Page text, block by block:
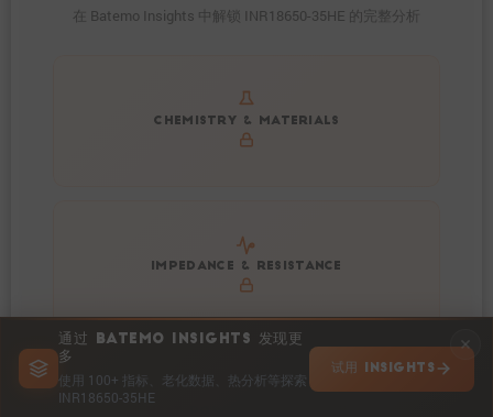
通过 BATEMO INSIGHTS 发现更
多
使用 100+ 指标、老化数据、热分析等探索
INR18650-35HE
试用 INSIGHTS
在 Batemo Insights 中解锁 INR18650-35HE 的完整分析
CHEMISTRY & MATERIALS
Get to know active materials for the INR18650-35HE
IMPEDANCE & RESISTANCE
Explore impedance spectrum and DCIR (SOC, T) of
INR18650-35HE
Explore heat generation and cell efficiency at different